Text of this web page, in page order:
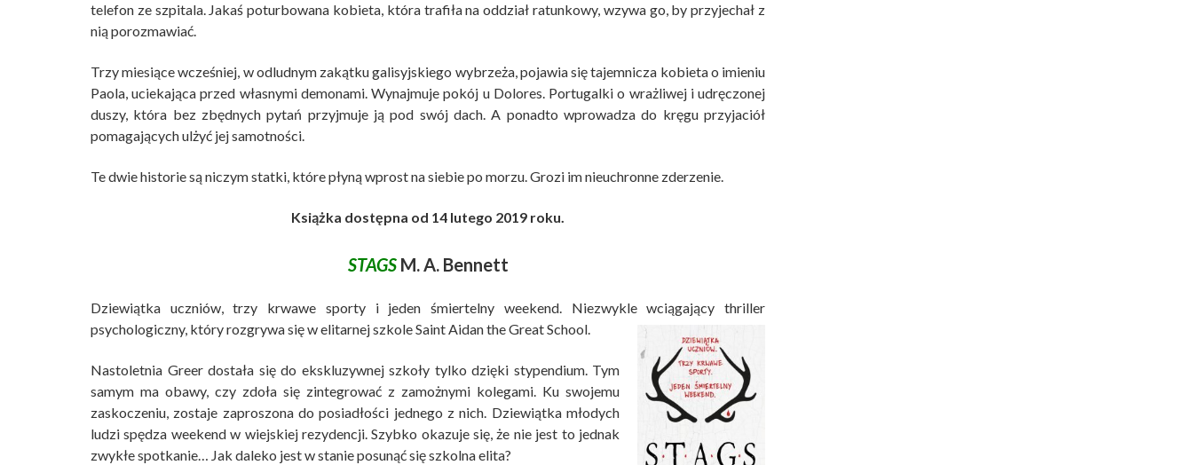
telefon ze szpitala. Jakaś poturbowana kobieta, która trafiła na oddział ratunkowy, wzywa go, by przyjechał z
nią porozmawiać.
Trzy miesiące wcześniej, w odludnym zakątku galisyjskiego wybrzeża, pojawia się tajemnicza kobieta o imieniu
Paola, uciekająca przed własnymi demonami. Wynajmuje pokój u Dolores. Portugalki o wrażliwej i udręczonej
duszy, która bez zbędnych pytań przyjmuje ją pod swój dach. A ponadto wprowadza do kręgu przyjaciół
pomagających ulżyć jej samotności.
Te dwie historie są niczym statki, które płyną wprost na siebie po morzu. Grozi im nieuchronne zderzenie.
Książka dostępna od 14 lutego 2019 roku.
STAGSM. A. Bennett
Dziewiątka uczniów, trzy krwawe sporty i jeden śmiertelny weekend. Niezwykle wciągający thriller
psychologiczny, który rozgrywa się w elitarnej szkole Saint Aidan the Great School.
Nastoletnia Greer dostała się do ekskluzywnej szkoły tylko dzięki stypendium. Tym
samym ma obawy, czy zdoła się zintegrować z zamożnymi kolegami. Ku swojemu
zaskoczeniu, zostaje zaproszona do posiadłości jednego z nich. Dziewiątka młodych
ludzi spędza weekend w wiejskiej rezydencji. Szybko okazuje się, że nie jest to jednak
zwykłe spotkanie… Jak daleko jest w stanie posunąć się szkolna elita?